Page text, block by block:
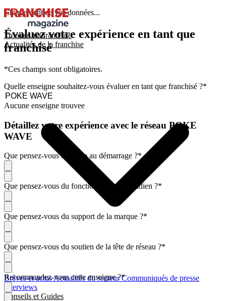
Trouver ma franchise
Actualités de la franchise
Brèves et actusActualités du secteurCommuniqués de presse
Interviews
Conseils et Guides
Chargement de vos données...
Évaluez votre expérience en tant que
franchisé
*Ces champs sont obligatoires.
Quelle enseigne souhaitez-vous évaluer en tant que franchisé ?*
Aucune enseigne trouvee
Détaillez votre expérience avec le réseau POKE
WAVE
Que pensez-vous de l'aide au démarrage ?*
Que pensez-vous du fonctionnement quotidien ?*
Que pensez-vous du support de la marque ?*
Que pensez-vous du soutien de la tête de réseau ?*
Recommandez-vous cette enseigne ?*